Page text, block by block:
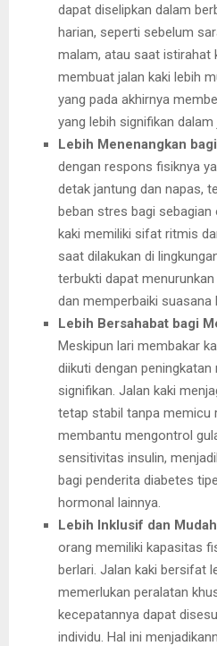
dapat diselipkan dalam
harian, seperti sebelum
malam, atau saat istirahat
membuat jalan kaki lebih
yang pada akhirnya
yang lebih signifikan dalam
Lebih Menenangkan
dengan respons fisiknya
detak jantung dan napas,
beban stres bagi sebagian
kaki memiliki sifat ritmis
saat dilakukan di
terbukti dapat
dan memperbaiki suasana
Lebih Bersahabat bagi
Meskipun lari membakar
diikuti dengan
signifikan. Jalan kaki
tetap stabil tanpa memicu
membantu mengontrol
sensitivitas insulin,
bagi penderita diabetes
hormonal lainnya.
Lebih Inklusif dan
orang memiliki kapasitas
berlari. Jalan kaki bersifat
memerlukan peralatan
kecepatannya dapat
individu. Hal ini